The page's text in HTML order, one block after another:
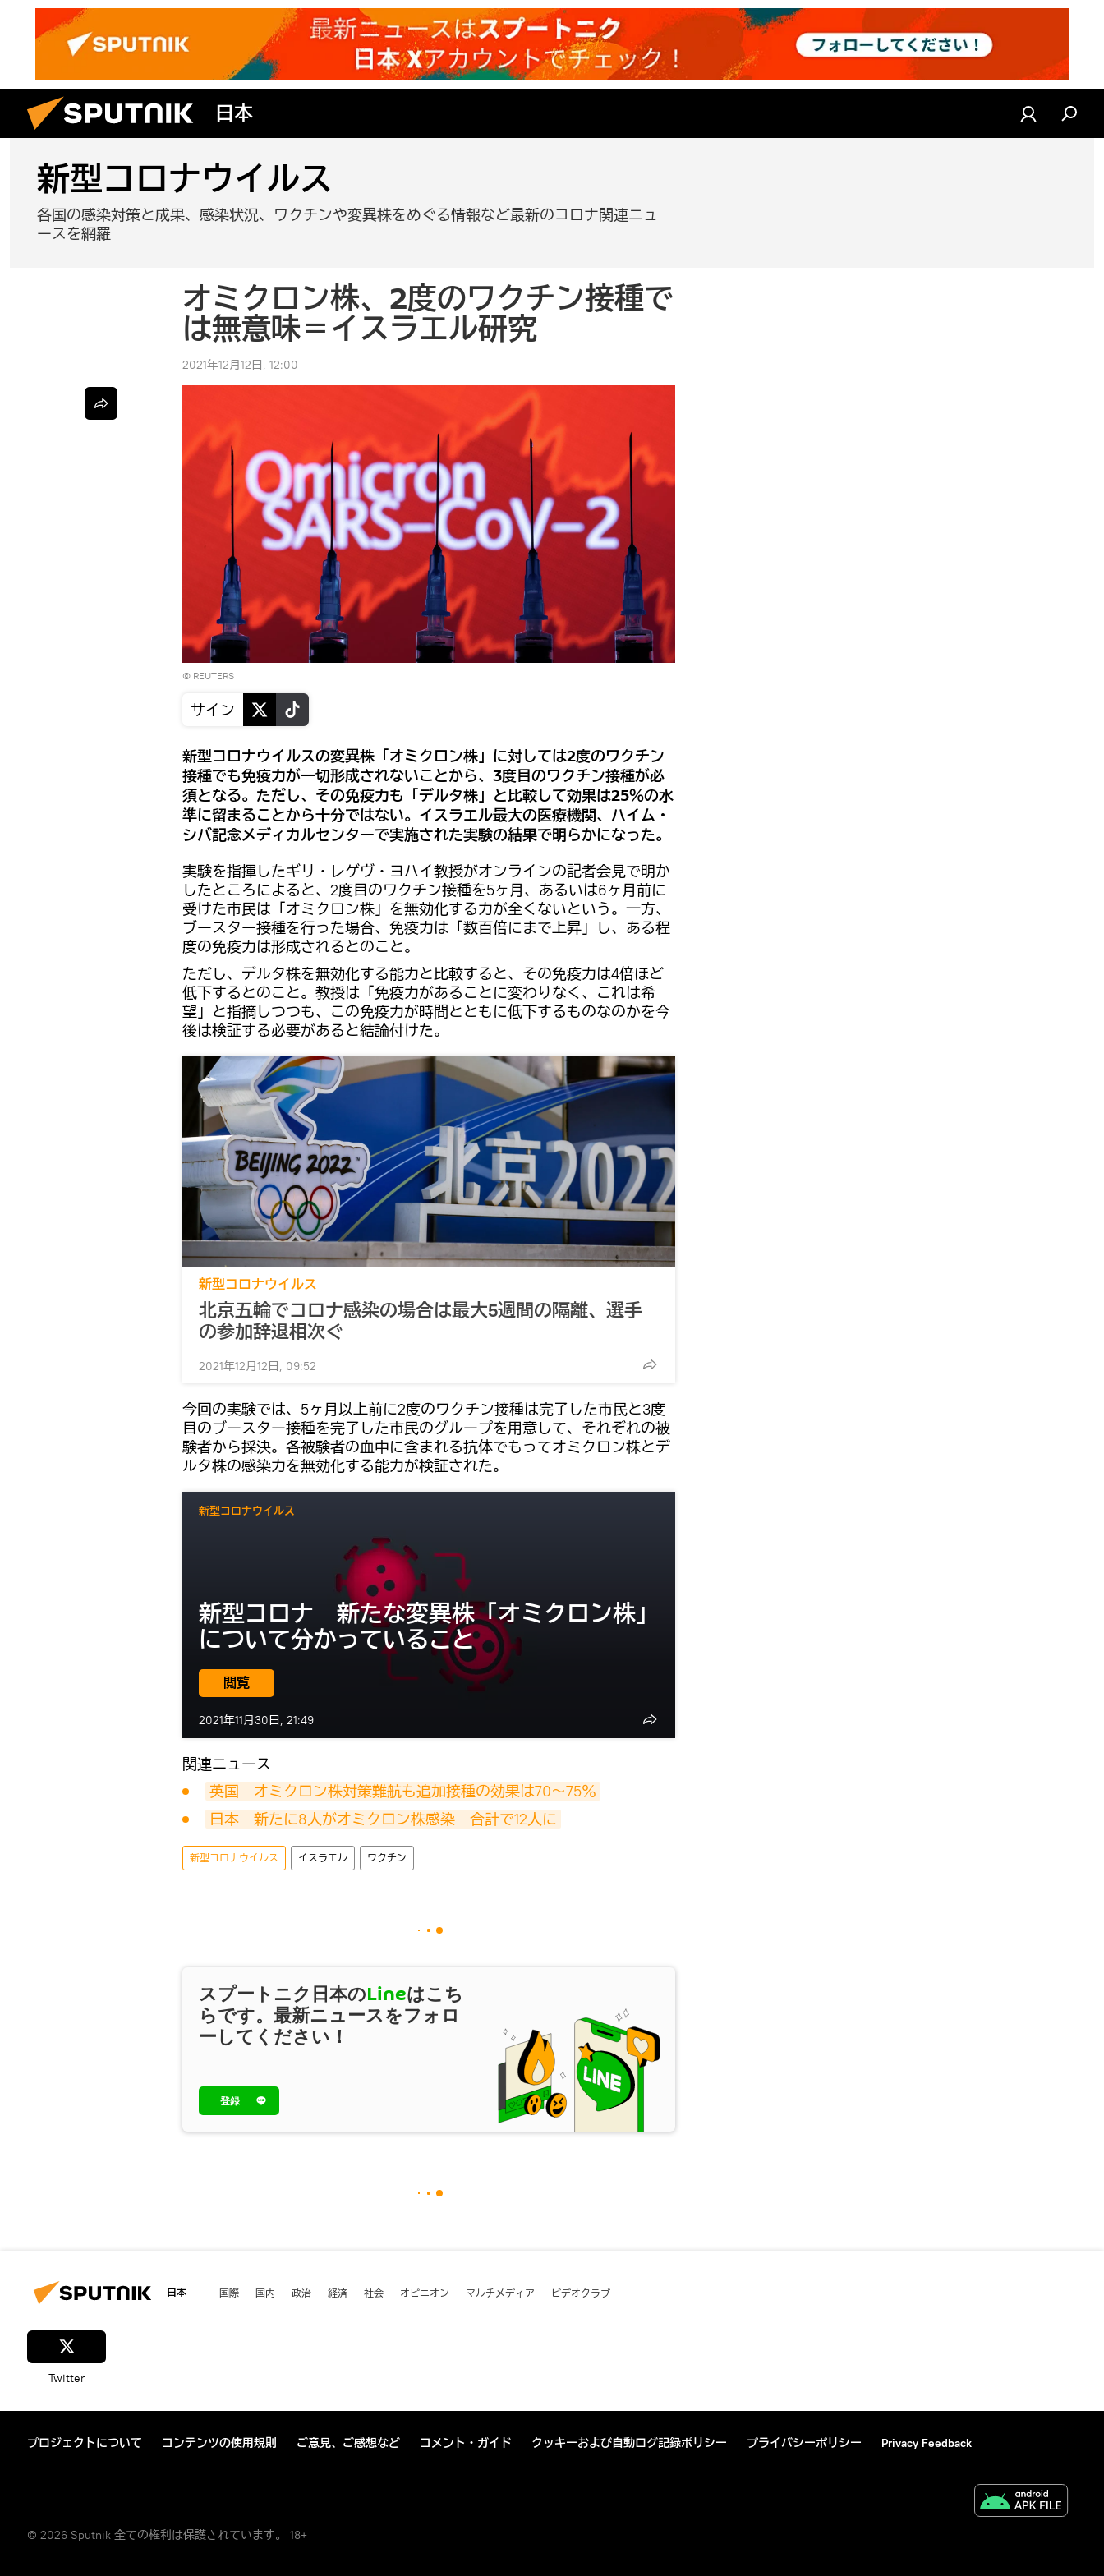
日本
新型コロナウイルス
各国の感染対策と成果、感染状況、ワクチンや変異株をめぐる情報など最新のコロナ関連ニュ
ースを網羅
オミクロン株、2度のワクチン接種で
は無意味＝イスラエル研究
2021年12月12日, 12:00
© REUTERS
サイン
新型コロナウイルスの変異株「オミクロン株」に対しては2度のワクチン
接種でも免疫力が一切形成されないことから、3度目のワクチン接種が必
須となる。ただし、その免疫力も「デルタ株」と比較して効果は25％の水
準に留まることから十分ではない。イスラエル最大の医療機関、ハイム・
シバ記念メディカルセンターで実施された実験の結果で明らかになった。
実験を指揮したギリ・レゲヴ・ヨハイ教授がオンラインの記者会見で明か
したところによると、2度目のワクチン接種を5ヶ月、あるいは6ヶ月前に
受けた市民は「オミクロン株」を無効化する力が全くないという。一方、
ブースター接種を行った場合、免疫力は「数百倍にまで上昇」し、ある程
度の免疫力は形成されるとのこと。
ただし、デルタ株を無効化する能力と比較すると、その免疫力は4倍ほど
低下するとのこと。教授は「免疫力があることに変わりなく、これは希
望」と指摘しつつも、この免疫力が時間とともに低下するものなのかを今
後は検証する必要があると結論付けた。
新型コロナウイルス
北京五輪でコロナ感染の場合は最大5週間の隔離、選手
の参加辞退相次ぐ
2021年12月12日, 09:52
今回の実験では、5ヶ月以上前に2度のワクチン接種は完了した市民と3度
目のブースター接種を完了した市民のグループを用意して、それぞれの被
験者から採決。各被験者の血中に含まれる抗体でもってオミクロン株とデ
ルタ株の感染力を無効化する能力が検証された。
新型コロナウイルス
新型コロナ 新たな変異株「オミクロン株」
について分かっていること
閲覧
2021年11月30日, 21:49
関連ニュース
英国　オミクロン株対策難航も追加接種の効果は70〜75％
日本　新たに8人がオミクロン株感染　合計で12人に
新型コロナウイルス イスラエル ワクチン
スプートニク日本のLineはこち
らです。最新ニュースをフォロ
ーしてください！
登録
日本 国際 国内 政治 経済 社会 オピニオン マルチメディア ビデオクラブ
Twitter
プロジェクトについて コンテンツの使用規則 ご意見、ご感想など コメント・ガイド クッキーおよび自動ログ記録ポリシー プライバシーポリシー Privacy Feedback
© 2026 Sputnik 全ての権利は保護されています。 18+